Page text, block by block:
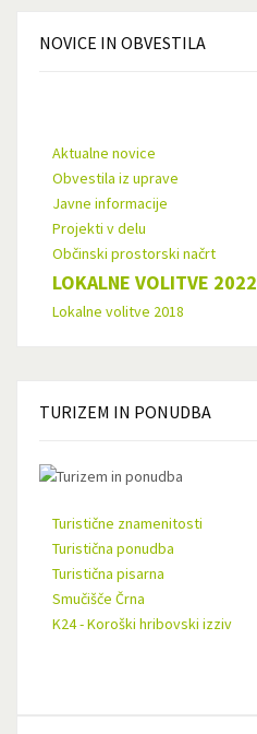
NOVICE IN OBVESTILA
Aktualne novice
Obvestila iz uprave
Javne informacije
Projekti v delu
Občinski prostorski načrt
LOKALNE VOLITVE 2022
Lokalne volitve 2018
TURIZEM IN PONUDBA
Turistične znamenitosti
Turistična ponudba
Turistična pisarna
Smučišče Črna
K24 - Koroški hribovski izziv